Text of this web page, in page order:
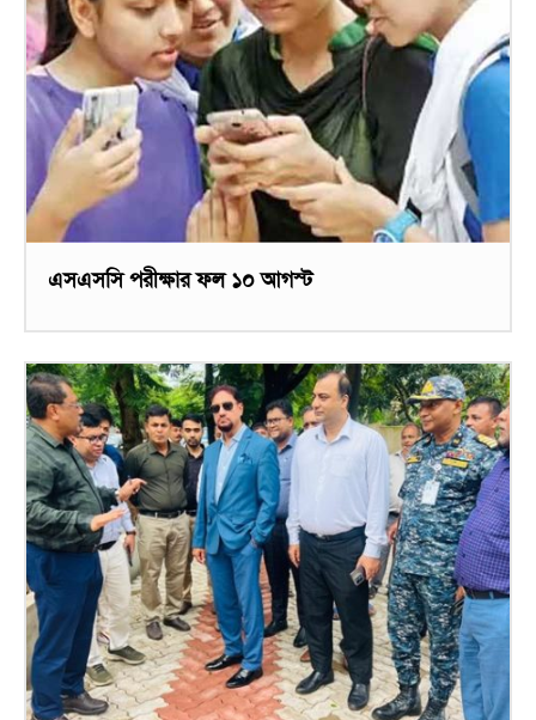
এসএসসি পরীক্ষার ফল ১০ আগস্ট